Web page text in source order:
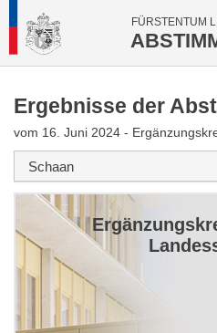
FÜRSTENTUM
Ergebnisse der
vom 16. Juni 2024 -